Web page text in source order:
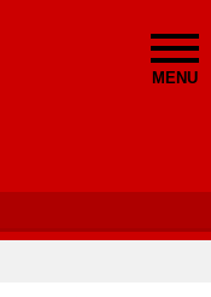
MENU